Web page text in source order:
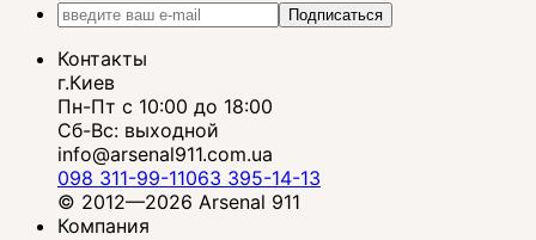
Подписаться
Контакты
г.Киев
Пн-Пт с 10:00 до 18:00
Сб-Вс: выходной
info@arsenal911.com.ua
098 311-99-11063 395-14-13
© 2012—2026 Arsenal 911
Компания